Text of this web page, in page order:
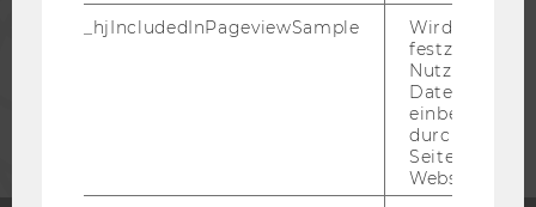
MITARBEITENDE
_hjIncludedInPageviewSample
Wird gesetzt,
festzustellen,
Nutzer in die
einbezogen
durch das
Website